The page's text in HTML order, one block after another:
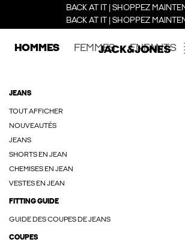
BACK AT IT | SHOPPEZ
BACK AT IT | SHOPPEZ
HOMMES FEMMES ENFANTS
JEANS
TOUT AFFICHER
NOUVEAUTÉS
JEANS
SHORTS EN JEAN
CHEMISES EN JEAN
VESTES EN JEAN
FITTING GUIDE
GUIDE DES COUPES DE JEANS
COUPES